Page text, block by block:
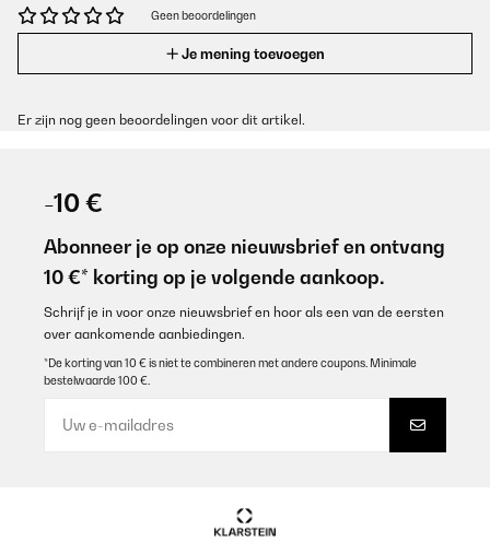
Geen beoordelingen
Je mening toevoegen
Er zijn nog geen beoordelingen voor dit artikel.
-10 €
Abonneer je op onze nieuwsbrief en ontvang
10 €* korting op je volgende aankoop.
Schrijf je in voor onze nieuwsbrief en hoor als een van de eersten
over aankomende aanbiedingen.
*De korting van 10 € is niet te combineren met andere coupons. Minimale
bestelwaarde 100 €.